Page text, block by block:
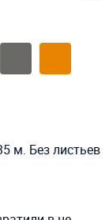
м. Без листьев